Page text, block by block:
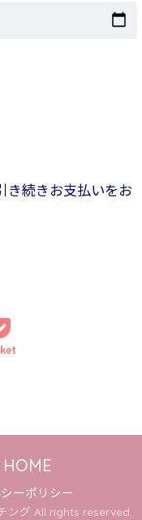
き続きお支払いをお
ーポリシー
ング All rights reserved.